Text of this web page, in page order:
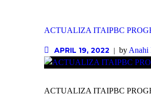
ACTUALIZA ITAIPBC
APRIL 19, 2022 by Anahi
ACTUALIZA ITAIPBC